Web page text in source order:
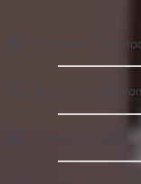
1 pirminė
4 pakartotinės